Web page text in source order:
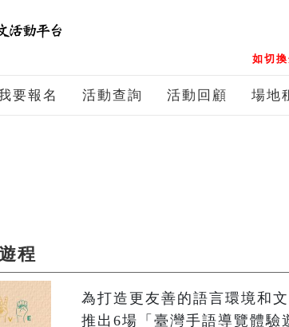
如切
要報名 活動查詢 活動回顧 場地
程
為打造更友善的語言環境和
推出6場「臺灣手語導覽體驗